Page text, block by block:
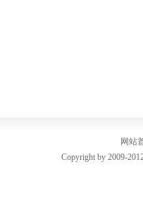
网站
Copyright by 2009-